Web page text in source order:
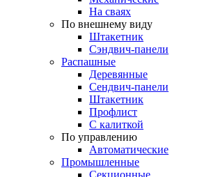
На сваях
По внешнему виду
Штакетник
Сэндвич-панели
Распашные
Деревянные
Сендвич-панели
Штакетник
Профлист
С калиткой
По управлению
Автоматические
Промышленные
Секционные